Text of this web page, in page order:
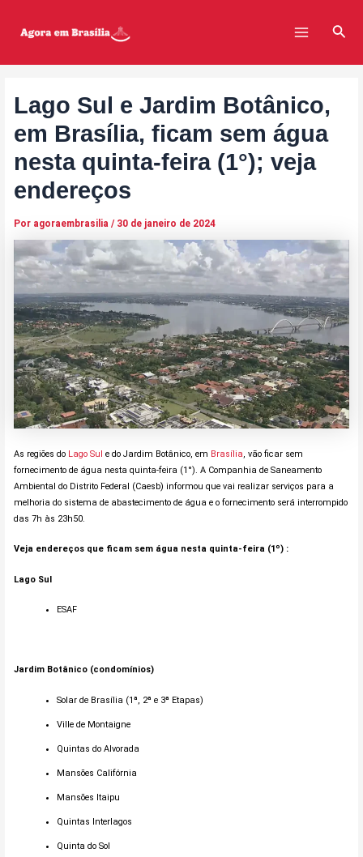
Menu
Lago Sul e Jardim Botânico,
em Brasília, ficam sem água
nesta quinta-feira (1°); veja
endereços
Por agoraembrasilia / 30 de janeiro de 2024
As regiões do Lago Sul e do Jardim Botânico, em Brasília, vão ficar sem
fornecimento de água nesta quinta-feira (1°). A Companhia de Saneamento
Ambiental do Distrito Federal (Caesb) informou que vai realizar serviços para a
melhoria do sistema de abastecimento de água e o fornecimento será interrompido
das 7h às 23h50.
Veja endereços que ficam sem água nesta quinta-feira (1º) :
Lago Sul
ESAF
Jardim Botânico (condomínios)
Solar de Brasília (1ª, 2ª e 3ª Etapas)
Ville de Montaigne
Quintas do Alvorada
Mansões Califórnia
Mansões Itaipu
Quintas Interlagos
Quinta do Sol